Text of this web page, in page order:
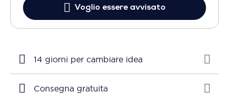
Voglio essere avvisato
14 giorni per cambiare idea
Consegna gratuita